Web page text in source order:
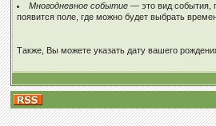
Многодневное событие — это вид события,
появится поле, где можно будет выбрать
Также, Вы можете указать дату вашего